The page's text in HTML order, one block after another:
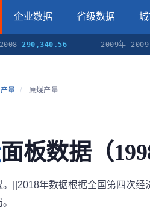
企业数据 省级数据
2009年 2009
量 / 原煤产量
面板数据（
||2018年数据根据全国第四次经